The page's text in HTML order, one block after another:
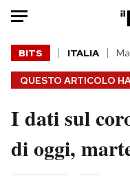
HOME
Italia
Politica
QUESTO ARTICOLO
BITS ITALIA
I dati sul
di oggi,